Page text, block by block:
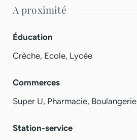
A proximité
Éducation
Crèche, Ecole, Lycée
Commerces
Super U, Pharmacie, Boulangerie
Station-service